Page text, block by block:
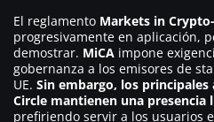
El reglamento Markets in
progresivamente en aplicación,
demostrar. MiCA impone
gobernanza a los emisores de
UE. Sin embargo, los
Circle mantienen una
prefiriendo servir a los usuarios